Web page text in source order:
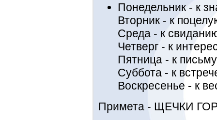
Понедельник - к
Вторник - к
Среда - к
Четверг - к
Пятница - к письму
Суббота - к
Воскресенье - к
Примета - ЩЕЧКИ